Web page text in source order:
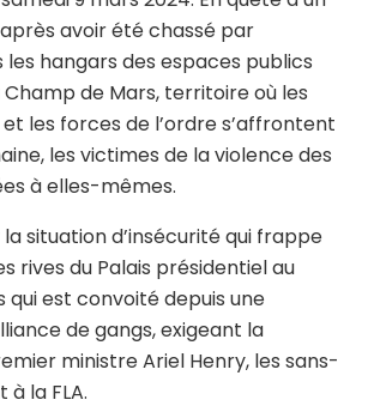
avoir été chassé par
les hangars des espaces publics
Champ de Mars, territoire où les
les forces de l’ordre s’affrontent
les victimes de la violence des
à elles-mêmes.
situation d’insécurité qui frappe
rives du Palais présidentiel au
qui est convoité depuis une
de gangs, exigeant la
ministre Ariel Henry, les sans-
à la FLA.